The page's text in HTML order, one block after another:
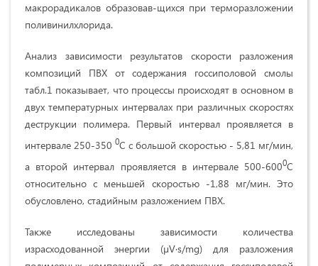
макрорадикалов образовав-щихся при терморазложении
поливинилхлорида.
Анализ зависимости результатов скорости разложения
композиций ПВХ от содержания госсиполовой смолы
табл.1 показывает, что процессы происходят в основном в
двух температурных интервалах при различных скоростях
деструкции полимера. Первый интервал проявляется в
интервале 250-350 0С с большой скоростью - 5,81 мг/мин,
а второй интервал проявляется в интервале 500-6000С
относительно с меньшей скоростью -1,88 мг/мин. Это
обусловлено, стадийным разложением ПВХ.
Также исследованы зависимости количества
израсходованной энергии (µV∙s/mg) для разложения